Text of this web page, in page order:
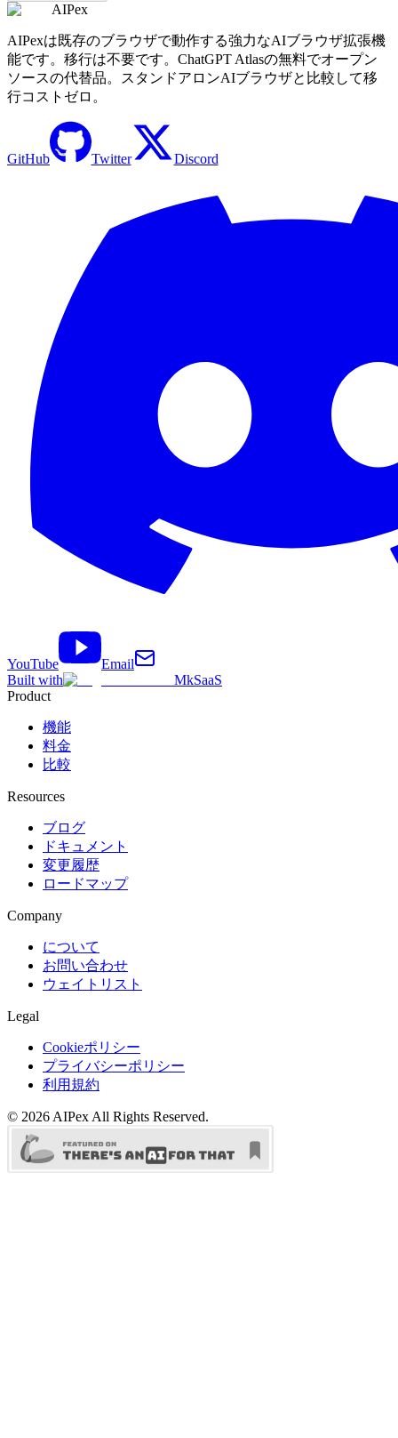
AIPex
AIPexは既存のブラウザで動作する強力なAIブラウザ拡張機
能です。移行は不要です。ChatGPT Atlasの無料でオープン
ソースの代替品。スタンドアロンAIブラウザと比較して移
行コストゼロ。
GitHub Twitter Discord
YouTube
Email
Built with
MkSaaS
Product
機能
料金
比較
Resources
ブログ
ドキュメント
変更履歴
ロードマップ
Company
について
お問い合わせ
ウェイトリスト
Legal
Cookieポリシー
プライバシーポリシー
利用規約
© 2026 AIPex All Rights Reserved.